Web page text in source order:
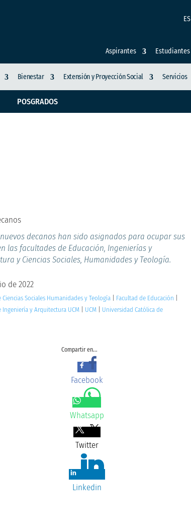
ES
Aspirantes Estudiantes
Bienestar Extensión y Proyección Social Servicios
POSGRADOS
decanos han sido asignados para ocupar sus
las facultades de Educación, Ingenierías y
y Ciencias Sociales, Humanidades y Teología.
de 2022
Ciencias Sociales Humanidades y Teología Facultad de Educación
Ingeniería y Arquitectura UCM
UCM
Universidad Católica de
Compartir en...
Facebook
Whatsapp
Twitter
Linkedin